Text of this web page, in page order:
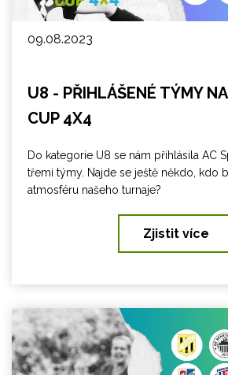
09.08.2023
U8 - PŘIHLÁŠENÉ TÝMY
CUP 4X4
Do kategorie U8 se nám přihlásila AC
třemi týmy. Najde se ještě někdo, kdo
atmosféru našeho turnaje?
Zjistit více